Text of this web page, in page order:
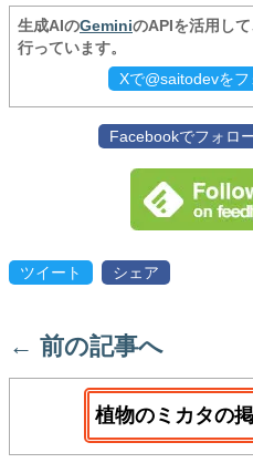
生成AIのGeminiのAPIを活用し
行っています。
Xで@saitodevをフ
Facebookでフォロ
ツイート シェア
← 前の記事へ
植物のミカタの